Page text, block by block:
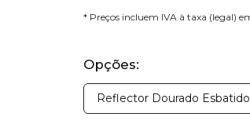
* Preços incluem IVA à taxa (legal)
Opções:
Reflector Dourado